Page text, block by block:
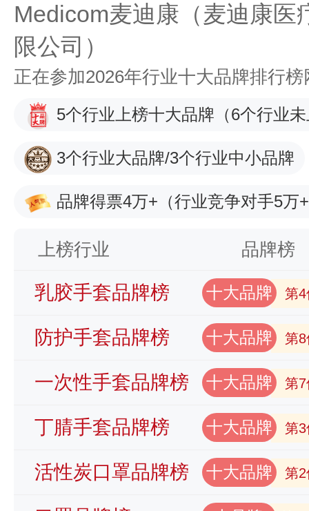
Medicom麦迪康（麦迪康医
限公司）
正在参加2026年行业十大品牌排行
5个行业上榜十大品牌 （6个行业
3个行业大品牌/3个行业中小品牌
品牌得票4万+ （行业竞争对手5万
上榜行业 品牌榜
乳胶手套品牌榜 十大品牌 第4
防护手套品牌榜 十大品牌 第8
一次性手套品牌榜 十大品牌 第7
丁腈手套品牌榜 十大品牌 第3
活性炭口罩品牌榜 十大品牌 第2